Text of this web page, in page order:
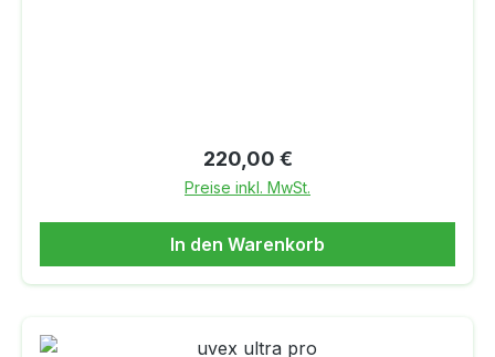
Regulärer Preis:
220,00 €
Preise inkl. MwSt.
In den Warenkorb